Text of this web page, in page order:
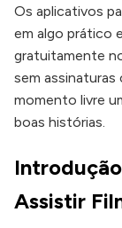
Os aplicativos
em algo prático
gratuitamente
sem assinaturas
momento livre
boas histórias.
Assistir